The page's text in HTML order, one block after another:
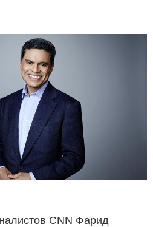
CNN Фарид